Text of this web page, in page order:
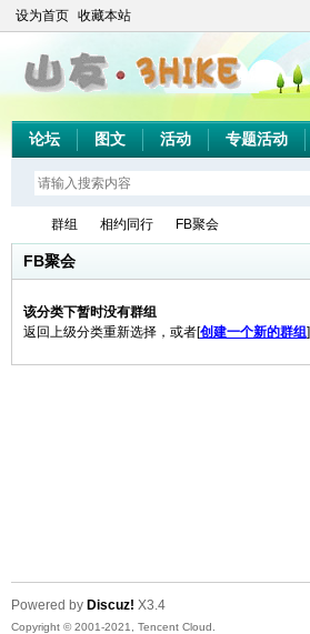
设为首页 收藏本站
论坛 图文 活动 专题活动
›
群组
›
相约同行
›
FB聚会
FB聚会
该分类下暂时没有群组
返回上级分类重新选择，或者[创建一个新的群组]
Powered by Discuz! X3.4
Copyright © 2001-2021, Tencent Cloud.